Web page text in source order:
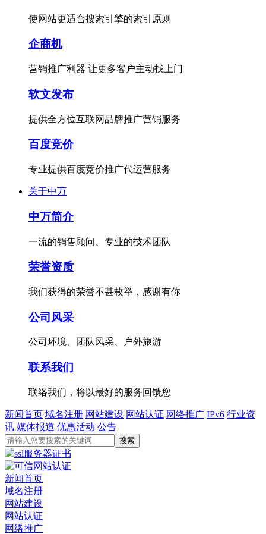
使网站更适合搜索引擎的索引原则
企商机
营销推广利器 让更多客户主动找上门
软文发布
提供全方位互联网品牌推广营销服务
百度竞价
专业提供百度竞价推广代运营服务
关于中万
中万简介
一流的销售顾问、专业的技术团队
荣誉资质
我们获得的荣誉不甚枚举，感谢有你
公司风采
公司环境、团队风采、户外旅游
联系我们
联络我们，将以最好的服务回馈您
新闻首页 域名注册 网站建设 网站认证 网络推广 IPv6 行业资
讯 媒体报道 优惠活动 公告
新闻首页
域名注册
网站建设
网站认证
网络推广